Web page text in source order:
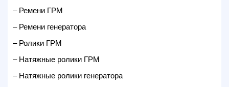
– Ремени ГРМ
– Ремени генератора
– Ролики ГРМ
– Натяжные ролики ГРМ
– Натяжные ролики генератора